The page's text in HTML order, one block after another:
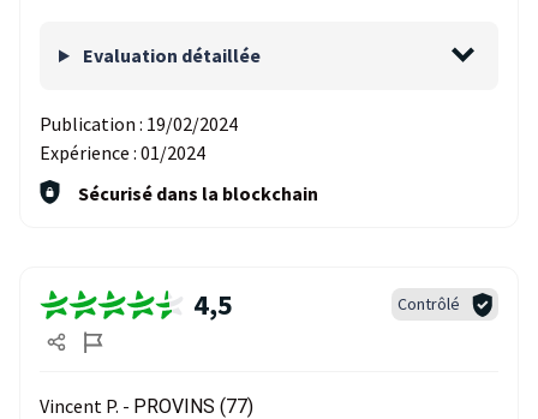
Evaluation détaillée
Publication : 19/02/2024
Expérience : 01/2024
Sécurisé dans la blockchain
4,5 Contrôlé
Vincent P. - PROVINS (77)